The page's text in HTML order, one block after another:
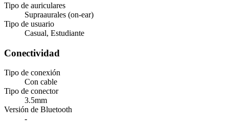
Tipo de auriculares
Supraaurales (on-ear)
Tipo de usuario
Casual, Estudiante
Conectividad
Tipo de conexión
Con cable
Tipo de conector
3.5mm
Versión de Bluetooth
-